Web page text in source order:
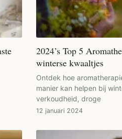
2024’s Top 5
winterse kwaaltjes
Ontdek hoe
manier kan helpen bij
verkoudheid, droge
12 januari 2024